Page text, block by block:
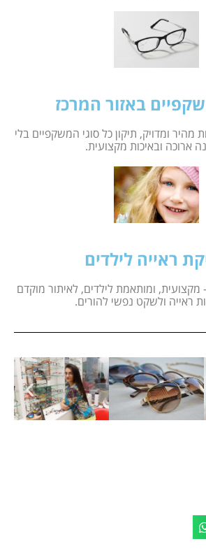
באזור המרכז
מהיר ומדויק, תיקון כל סוגי המשקפיים בלי
ארוכה ובאיכות מקצועית.
ראייה לילדים
מקצועית, ומותאמת לילדים, לאיתור מוקדם
ראייה ולשקט נפשי להורים.